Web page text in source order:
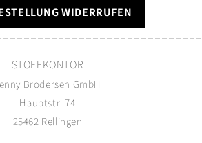
WIDERRUFEN
STOFFKONTOR
Brodersen GmbH
Hauptstr. 74
25462 Rellingen